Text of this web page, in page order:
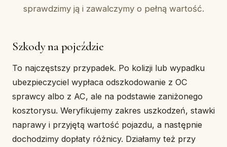
sprawdzimy ją i zawalczymy o pełną wartość.
Szkody na pojeździe
To najczęstszy przypadek. Po kolizji lub wypadku
ubezpieczyciel wypłaca odszkodowanie z OC
sprawcy albo z AC, ale na podstawie zaniżonego
kosztorysu. Weryfikujemy zakres uszkodzeń, stawki
naprawy i przyjętą wartość pojazdu, a następnie
dochodzimy dopłaty różnicy. Działamy też przy